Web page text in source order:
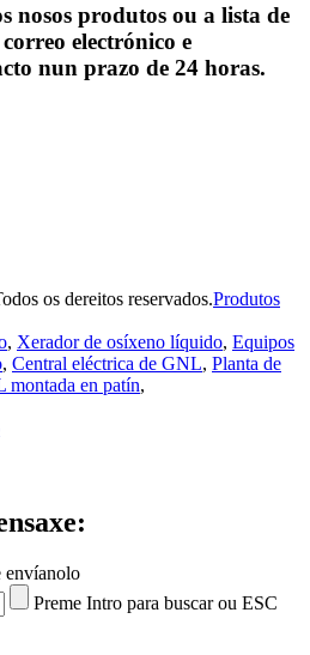
nosos produtos ou a lista de
electrónico e
nun prazo de 24 horas.
os dereitos reservados.Produtos
, Xerador de osíxeno líquido, Equipos
, Central eléctrica de GNL, Planta de
montada en patín,
envíanolo
Preme Intro para buscar ou ESC